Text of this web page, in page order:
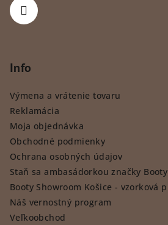
Info
Výmena a vrátenie tovaru
Reklamácia
Moja objednávka
Obchodné podmienky
Ochrana osobných údajov
Staň sa ambasádorkou značky
Booty Showroom Košice - vzorková
Náš vernostný program
Veľkoobchod